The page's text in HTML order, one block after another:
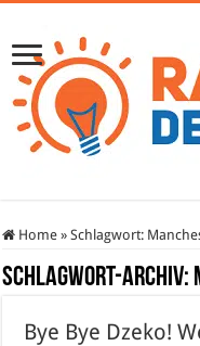
Home » Schlagwort:
Schlagwort-Archiv:
Bye Bye Dzeko!